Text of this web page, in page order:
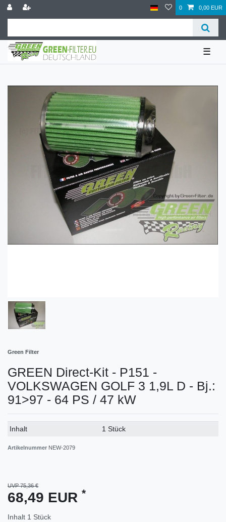
0 0,00 EUR
☰
Green Filter
GREEN Direct-Kit - P151 -
VOLKSWAGEN GOLF 3 1,9L D - Bj.:
91>97 - 64 PS / 47 kW
Technisches
Wert
Inhalt 1 Stück
Artikelnummer NEW-2079
UVP 75,36 €
68,49 EUR *
Inhalt 1 Stück